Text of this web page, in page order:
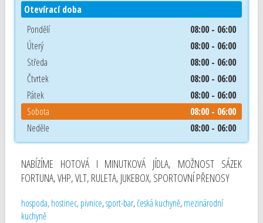
Otevírací doba
Pondělí
08:00 - 06:00
Úterý
08:00 - 06:00
Středa
08:00 - 06:00
Čtvrtek
08:00 - 06:00
Pátek
08:00 - 06:00
Sobota
08:00 - 06:00
Neděle
08:00 - 06:00
NABÍZÍME HOTOVÁ I MINUTKOVÁ JÍDLA, MOŽNOST SÁZEK
FORTUNA, VHP, VLT, RULETA, JUKEBOX, SPORTOVNÍ PŘENOSY
hospoda, hostinec, pivnice,sport-bar,česká kuchyně,mezinárodní
kuchyně